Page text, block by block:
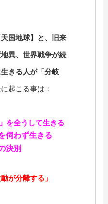
天国地球】と、旧来
異、世界戦争が続
きる人が「分岐
起こる事は：
を全うして生きる
伺わず生きる
決別
が分離する」